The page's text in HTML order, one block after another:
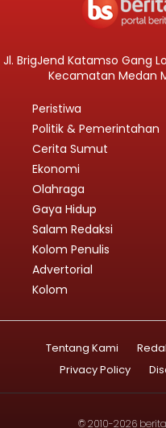
Jl. BrigJend Katamso Gang
Kecamatan Medan
Peristiwa
Politik & Pemerintahan
Cerita Sumut
Ekonomi
Olahraga
Gaya Hidup
Salam Redaksi
Kolom Penulis
Advertorial
Kolom
Tentang Kami
Privacy Policy
© 2010-2026